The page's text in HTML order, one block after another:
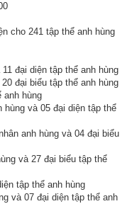
cho 241 tập thể anh hùng
đại diện tập thể anh hùng
đại biểu tập thể anh hùng
anh hùng
và 05 đại diện tập thể
anh hùng và 04 đại biểu
và 27 đại biểu tập thể
tập thể anh hùng
và 07 đại diện tập thể anh